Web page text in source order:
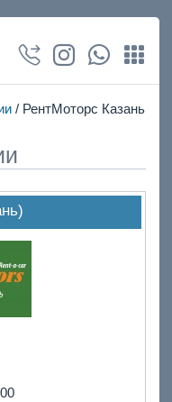
/ РентМоторс Казань